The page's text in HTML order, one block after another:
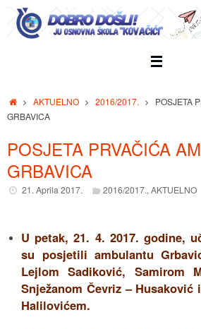
Skip
content
HomeAKTUELNO 2016/2017.
POSJETA
GRBAVICA
POSJETA PRVAČIĆA
GRBAVICA
21. Aprila 2017. 2016/2017.,AKTUELNO
U petak, 21. 4. 2017. godine,
su posjetili ambulantu
Lejlom Sadiković, Samirom
Snježanom Čevriz – Husaković
Halilovićem.